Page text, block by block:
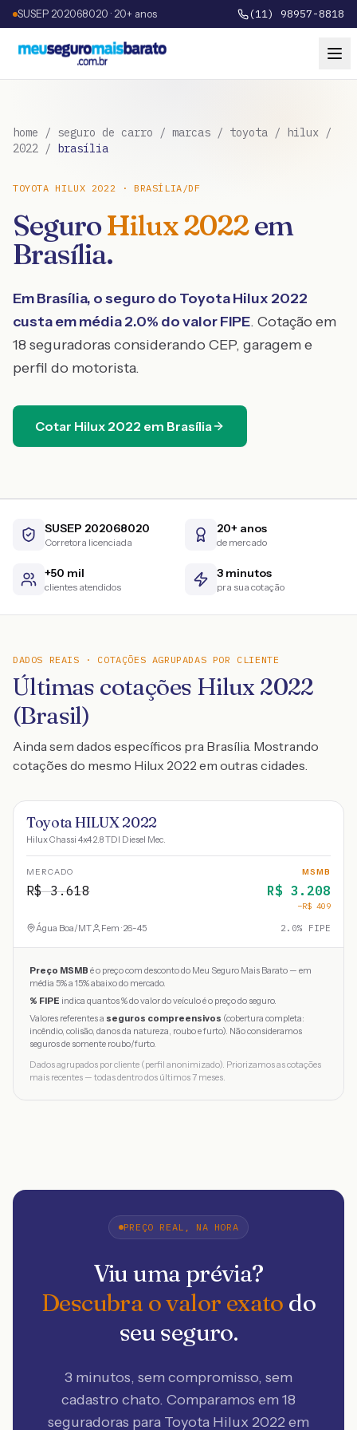
SUSEP 202068020 · 20+ anos (11) 98957-8818
home / seguro de carro / marcas / toyota / hilux /
2022 / brasília
TOYOTA HILUX 2022 ·BRASÍLIA /DF
SeguroHilux2022em
Brasília.
EmBrasília, o seguro do ToyotaHilux 2022
custa em média2.0% do valor FIPE. Cotação em
18 seguradoras considerando CEP, garagem e
perfil do motorista.
Cotar Hilux 2022 em Brasília
SUSEP 202068020
Corretora licenciada
20+ anos
de mercado
+50 mil
clientes atendidos
3 minutos
pra sua cotação
DADOS REAIS · COTAÇÕES AGRUPADAS POR CLIENTE
Últimas cotações Hilux 2022
(Brasil)
Ainda sem dados específicos pra Brasília. Mostrando
cotações do mesmo Hilux 2022 em outras cidades.
Toyota HILUX 2022
Hilux Chassi 4x4 2.8 TDI Diesel Mec.
MERCADO
R$3.618
MSMB
R$ 3.208
−R$ 409
Água Boa/MT Fem · 26-45 2.0% FIPE
Preço MSMB é o preço com desconto do Meu Seguro Mais Barato — em
média 5% a 15% abaixo do mercado.
% FIPE indica quantos % do valor do veículo é o preço do seguro.
Valores referentes a seguros compreensivos (cobertura completa:
incêndio, colisão, danos da natureza, roubo e furto). Não consideramos
seguros de somente roubo/furto.
Dados agrupados por cliente (perfil anonimizado). Priorizamos as cotações
mais recentes — todas dentro dos últimos 7 meses.
PREÇO REAL, NA HORA
Viu uma prévia?
Descubra o valor exato do
seu seguro.
3 minutos, sem compromisso, sem
cadastro chato. Comparamos em 18
seguradoras para Toyota Hilux 2022 em